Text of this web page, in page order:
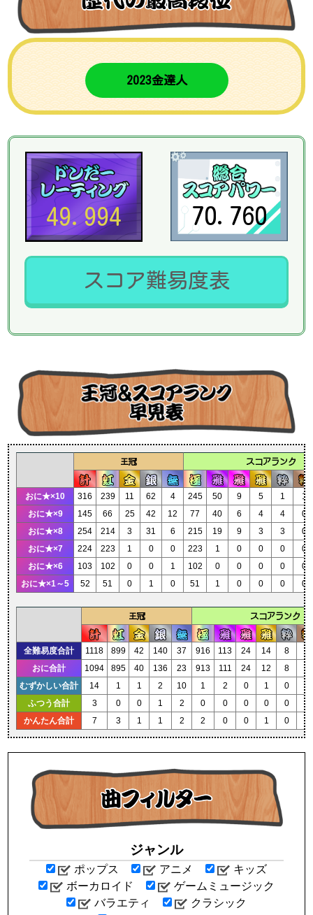
2023金達人
49.994 70.760
スコア難易度表
王冠 スコアランク
おに★×10 316 239 11 62 4 245 50 9 5 1
1
おに★×9
145 66 25 42 12 77 40 6 4 4
0
おに★×8
254 214 3 31 6 215 19 9 3 3
0
おに★×7
224 223 1 0 0 223 1 0 0 0
0
おに★×6
103 102 0 0 1 102 0 0 0 0
0
おに★×1～5
52 51 0 1 0 51 1 0 0 0 0
王冠 スコアランク
全難易度合計 1118 899 42 140 37 916 113 24 14 8
1
おに合計
1094 895 40 136 23 913 111 24 12 8
1
むずかしい合計
14 1 1 2 10 1 2 0 1 0
0
ふつう合計
3 0 0 1 2 0 0 0 0 0
0
かんたん合計
7 3 1 1 2 2 0 0 1 0 0
ジャンル
ポップス アニメ
キッズ
ボーカロイド
ゲームミュージック
バラエティ
クラシック